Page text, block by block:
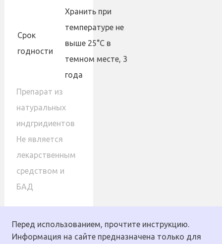
Cрок
годности
Хранить при
температуре не
выше 25°С в
темном месте, 3
года
Препарат из
натуральных
индгридиентов
Не является
лекарственным
средством и
БАД
Перед использованием, прочтите инструкцию.
Информация на сайте предназначена только для